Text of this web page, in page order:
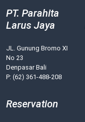
PT. Parahita
Larus Jaya
JL. Gunung Bromo XI
No 23
Denpasar Bali
P: (62) 361-488-208
Reservation